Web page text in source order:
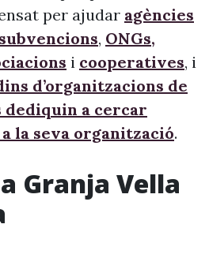
per ajudar agències
, ONGs,
i cooperatives, i
d’organitzacions de
dediquin a cercar
la seva organització.
Granja Vella